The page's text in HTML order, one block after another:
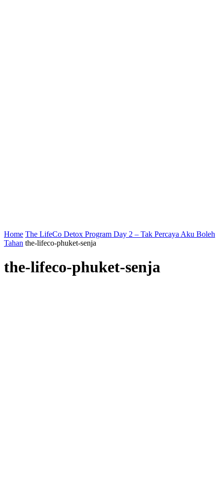
Home The LifeCo Detox Program Day 2 – Tak Percaya Aku Boleh
Tahan the-lifeco-phuket-senja
the-lifeco-phuket-senja